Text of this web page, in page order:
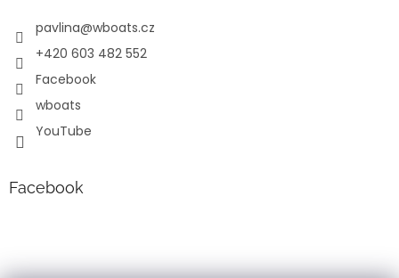
pavlina@wboats.cz
+420 603 482 552
Facebook
wboats
YouTube
Facebook